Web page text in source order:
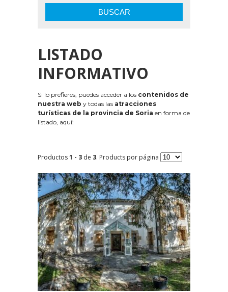
BUSCAR
LISTADO
INFORMATIVO
Si lo prefieres, puedes acceder a los contenidos de
nuestra web y todas las atracciones
turísticas de la provincia de Soria en forma de
listado, aquí:
Productos1 - 3 de 3. Products por página